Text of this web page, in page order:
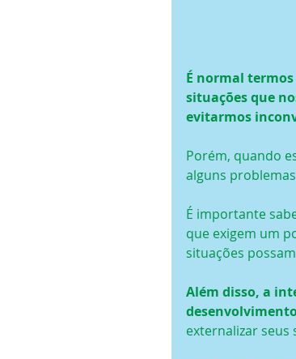
É normal
situações que
evitarmos
Porém, quando
alguns
É importante
que exigem um
situações
Além disso, a
externalizar seus